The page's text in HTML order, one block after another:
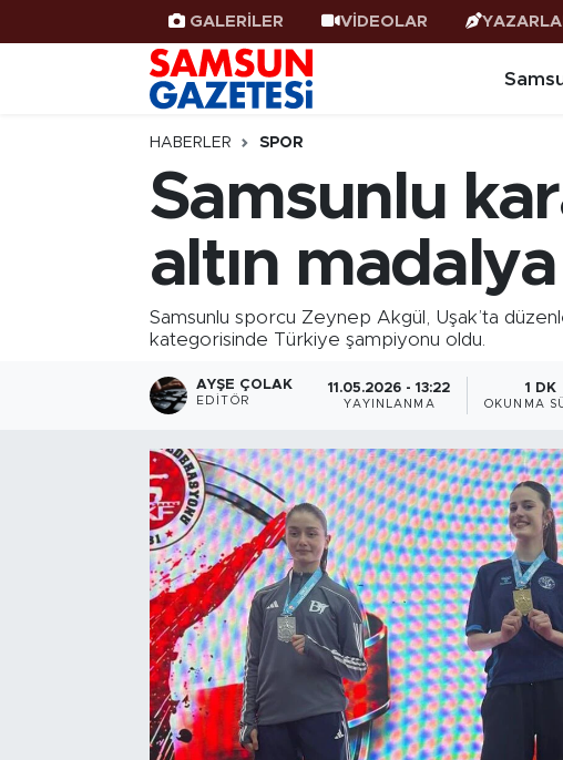
GALERİLER VİDEOLAR
HABERLER SPOR
Samsunlu
altın madalya
Samsunlu sporcu Zeynep Akgül, Uşak’ta
kategorisinde Türkiye şampiyonu oldu.
AYŞE ÇOLAK
EDITÖR
11.05.2026 - 13:22
YAYINLANMA
1 DK
OKUNMA
Samsun Haber
Samsunspor
Samsun Rehberi
Resmi İlanlar
Samsun Nöbetçi Eczaneler
Samsun Hava Durumu
SAMSUN Namaz Vakitleri
Samsun Trafik Yoğunluk Haritası
Süper Lig Puan Durumu ve Fikstür
Haber Arşivi